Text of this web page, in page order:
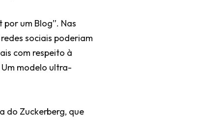
um Blog”. Nas
sociais poderiam
com respeito à
modelo ultra-
do Zuckerberg, que